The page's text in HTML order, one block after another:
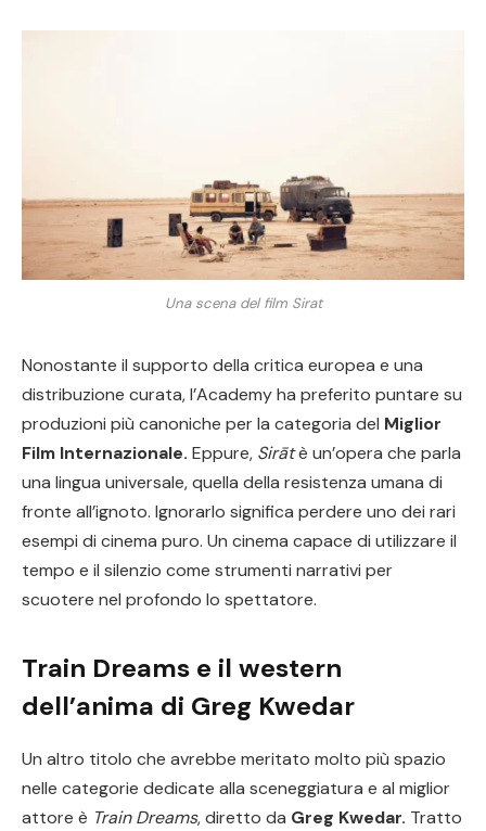
Una scena del film Sirat
Nonostante il supporto della critica europea e una
distribuzione curata, l’Academy ha preferito puntare su
produzioni più canoniche per la categoria del Miglior
Film Internazionale. Eppure, Sirātè un’opera che parla
una lingua universale, quella della resistenza umana di
fronte all’ignoto. Ignorarlo significa perdere uno dei rari
esempi di cinema puro. Un cinema capace di utilizzare il
tempo e il silenzio come strumenti narrativi per
scuotere nel profondo lo spettatore.
Train Dreams e il western
dell’anima di Greg Kwedar
Un altro titolo che avrebbe meritato molto più spazio
nelle categorie dedicate alla sceneggiatura e al miglior
attore è Train Dreams, diretto da Greg Kwedar. Tratto